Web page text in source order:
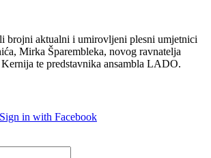
brojni aktualni i umirovljeni plesni umjetnici
Mirka Šparembleka, novog ravnatelja
te predstavnika ansambla LADO.
Sign in with Facebook